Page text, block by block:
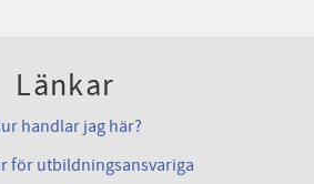
Länkar
handlar jag här?
för utbildningsansvariga